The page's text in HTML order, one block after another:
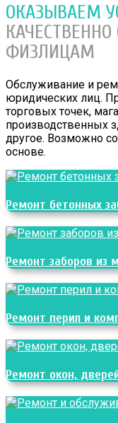
ОКАЗЫВАЕМ
КАЧЕСТВЕННО
ФИЗЛИЦАМ
Обслуживание и
юридических лиц.
торговых точек,
производственных
другое. Возможно
основе.
Ремонт бетонных
Ремонт заборов из
Ремонт перил и
Ремонт окон,